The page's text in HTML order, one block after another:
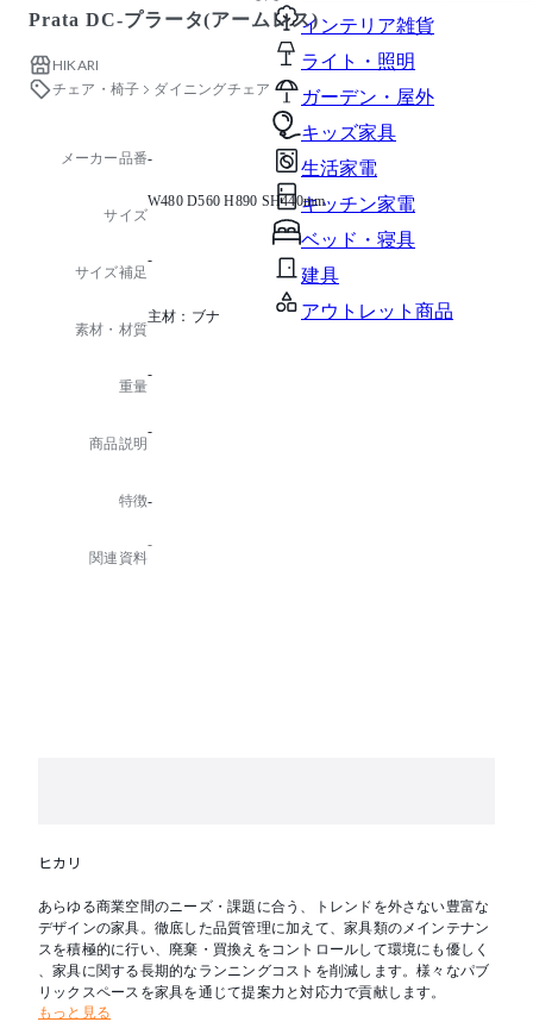
インテリア雑貨
ライト・照明
ガーデン・屋外
キッズ家具
生活家電
キッチン家電
ベッド・寝具
建具
アウトレット商品
Prata DC-プラータ(アームレス)
HIKARI
チェア・椅子
ダイニングチェア
メーカー品番-
サイズ
W480 D560 H890 SH440mm
サイズ補足
-
素材・材質
主材：ブナ
重量
-
商品説明
-
特徴-
関連資料
-
ヒカリ
あらゆる商業空間のニーズ・課題に合う、トレンドを外さない豊富な
デザインの家具。徹底した品質管理に加えて、家具類のメインテナン
スを積極的に行い、廃棄・買換えをコントロールして環境にも優しく
、家具に関する長期的なランニングコストを削減します。様々なパブ
リックスペースを家具を通じて提案力と対応力で貢献します。
もっと見る